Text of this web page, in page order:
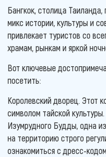
Бангкок, столица
микс истории, культуры и
привлекает туристов со
храмам, рынкам и яркой
Вот ключевые
посетить:
Королевский дворец. Этот
символом тайской
Изумрудного Будды, одна
на территорию строго
ознакомиться с дресс-